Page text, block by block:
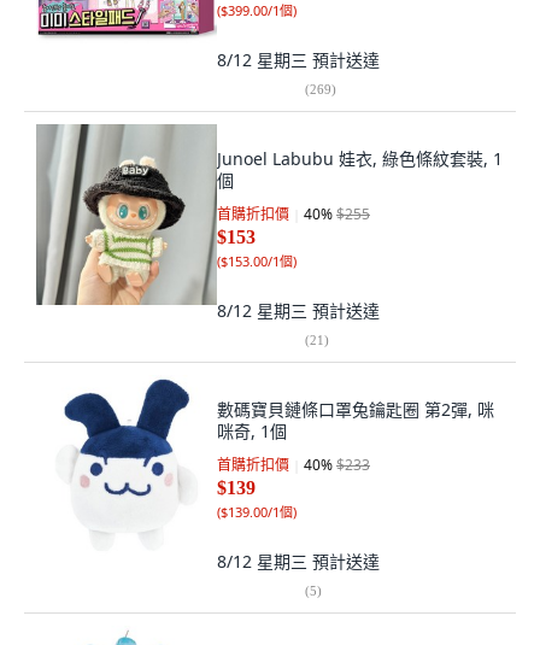
($399.00/1個)
8/12 星期三 預計送達
(269)
Junoel Labubu 娃衣, 綠色條紋套裝, 1
個
首購折扣價 40%$255
$153
($153.00/1個)
8/12 星期三 預計送達
(21)
數碼寶貝鏈條口罩兔鑰匙圈 第2彈, 咪
咪奇, 1個
首購折扣價 40%$233
$139
($139.00/1個)
8/12 星期三 預計送達
(5)